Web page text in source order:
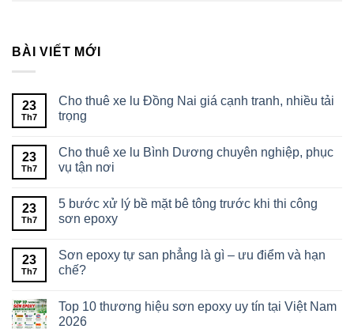
BÀI VIẾT MỚI
23
Th7
Cho thuê xe lu Đồng Nai giá cạnh tranh, nhiều tải
trọng
23
Th7
Cho thuê xe lu Bình Dương chuyên nghiệp, phục
vụ tận nơi
23
Th7
5 bước xử lý bề mặt bê tông trước khi thi công
sơn epoxy
23
Th7
Sơn epoxy tự san phẳng là gì – ưu điểm và hạn
chế?
Top 10 thương hiệu sơn epoxy uy tín tại Việt Nam
2026